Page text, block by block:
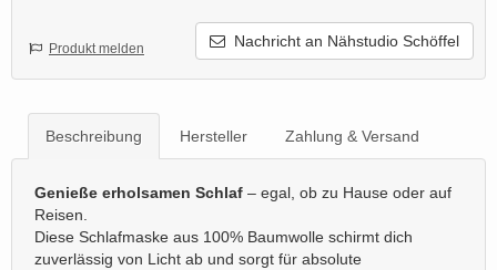
Nachricht an Nähstudio Schöffel
Produkt melden
Beschreibung Hersteller Zahlung & Versand
Genieße erholsamen Schlaf – egal, ob zu Hause oder auf
Reisen.
Diese Schlafmaske aus 100% Baumwolle schirmt dich
zuverlässig von Licht ab und sorgt für absolute